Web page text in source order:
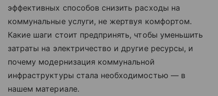
эффективных способов снизить расходы на
коммунальные услуги, не жертвуя комфортом.
Какие шаги стоит предпринять, чтобы уменьшить
затраты на электричество и другие ресурсы, и
почему модернизация коммунальной
инфраструктуры стала необходимостью — в
нашем материале.